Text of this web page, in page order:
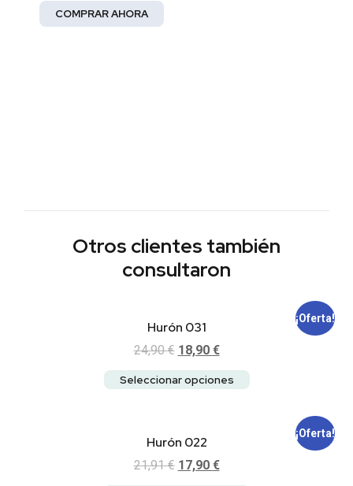
COMPRAR AHORA
Otros clientes también
consultaron
¡Oferta!
Hurón 031
24,90€ 18,90 €
Seleccionar opciones
¡Oferta!
Hurón 022
21,91€ 17,90 €